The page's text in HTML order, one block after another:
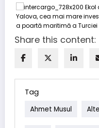
Share this content:
Tag
Ahmet Musul